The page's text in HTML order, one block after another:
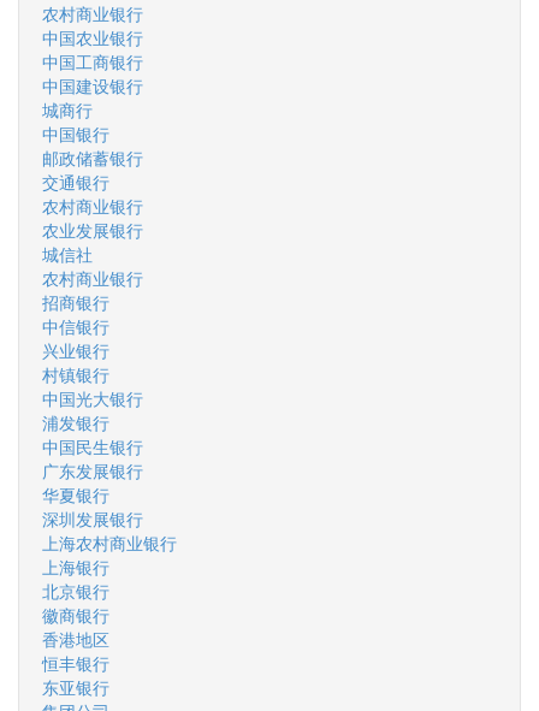
农村商业银行
中国农业银行
中国工商银行
中国建设银行
城商行
中国银行
邮政储蓄银行
交通银行
农村商业银行
农业发展银行
城信社
农村商业银行
招商银行
中信银行
兴业银行
村镇银行
中国光大银行
浦发银行
中国民生银行
广东发展银行
华夏银行
深圳发展银行
上海农村商业银行
上海银行
北京银行
徽商银行
香港地区
恒丰银行
东亚银行